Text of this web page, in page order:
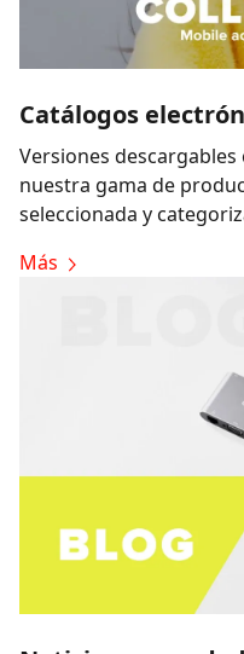
Catálogos
Versiones descargables
nuestra gama de
seleccionada y
Más